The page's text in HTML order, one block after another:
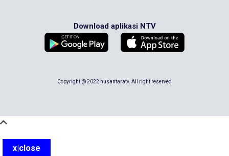
Download aplikasi NTV
Copyright @ 2022 nusantaratv. All right reserved
x|close